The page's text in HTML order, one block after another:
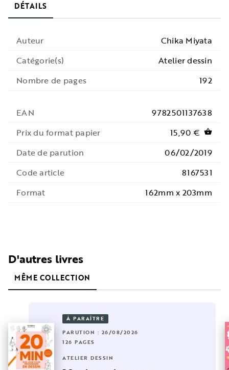
DÉTAILS
Auteur
Chika Miyata
Catégorie(s)
Atelier dessin
Nombre de pages
192
EAN
9782501137638
Prix du format papier
15,90 € shopping_basket
Date de parution
06/02/2019
Code article
8167531
Format
162mm x 203mm
D'autres livres
MÊME COLLECTION
À PARAÎTRE
PARUTION : 26/08/2026
126 PAGES
ATELIER DESSIN